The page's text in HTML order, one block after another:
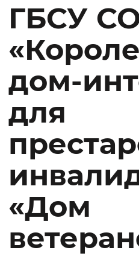
ГБСУ
дом-
для
«Дом